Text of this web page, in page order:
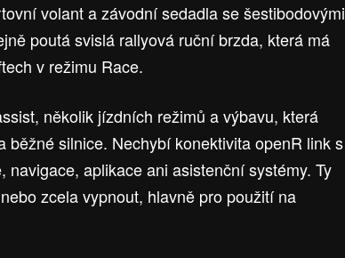
volant a závodní sedadla se šestibodovými
poutá svislá rallyová ruční brzda, která má
v režimu Race.
několik jízdních režimů a výbavu, která
běžné silnice. Nechybí konektivita openR link s
navigace, aplikace ani asistenční systémy. Ty
zcela vypnout, hlavně pro použití na